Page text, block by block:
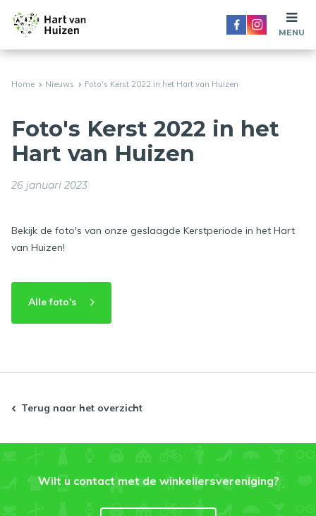
Home Nieuws Foto's Kerst 2022 in het Hart van Huizen
Foto's Kerst 2022 in het
Hart van Huizen
26 januari 2023
Bekijk de foto's van onze geslaagde Kerstperiode in het Hart
van Huizen!
Alle foto's
Terug naar het overzicht
Wilt u contact met de winkeliersvereniging?
MENU